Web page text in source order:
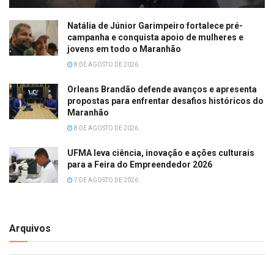
Natália de Júnior Garimpeiro fortalece pré-
campanha e conquista apoio de mulheres e
jovens em todo o Maranhão
8 DE AGOSTO DE 2026
Orleans Brandão defende avanços e apresenta
propostas para enfrentar desafios históricos do
Maranhão
8 DE AGOSTO DE 2026
UFMA leva ciência, inovação e ações culturais
para a Feira do Empreendedor 2026
7 DE AGOSTO DE 2026
Arquivos